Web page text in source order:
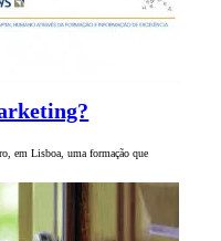
em Lisboa, uma formação que